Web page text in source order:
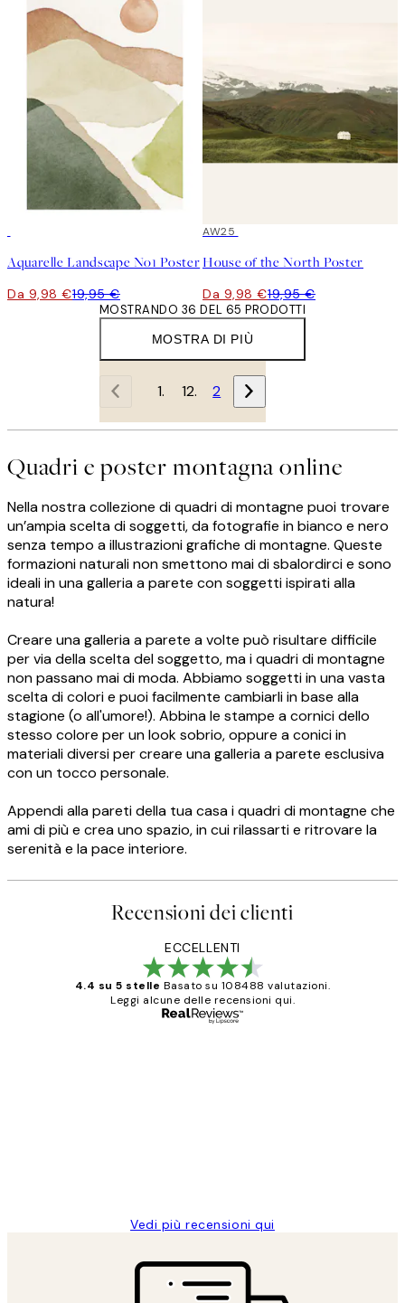
Aquarelle Landscape No1 Poster
Da 9,98 €19,95 €
50%*
AW25
House of the North Poster
Da 9,98 €19,95 €
MOSTRA DI PIÙ
MOSTRANDO 36 DEL 65 PRODOTTI
1 2
Quadri e poster montagna online
Nella nostra collezione di quadri di montagne puoi trovare
un’ampia scelta di soggetti, da fotografie in bianco e nero
senza tempo a illustrazioni grafiche di montagne. Queste
formazioni naturali non smettono mai di sbalordirci e sono
ideali in una galleria a parete con soggetti ispirati alla
natura!
Creare una galleria a parete a volte può risultare difficile
per via della scelta del soggetto, ma i quadri di montagne
non passano mai di moda. Abbiamo soggetti in una vasta
scelta di colori e puoi facilmente cambiarli in base alla
stagione (o all'umore!). Abbina le stampe a cornici dello
stesso colore per un look sobrio, oppure a conici in
materiali diversi per creare una galleria a parete esclusiva
con un tocco personale.
Appendi alla pareti della tua casa i quadri di montagne che
ami di più e crea uno spazio, in cui rilassarti e ritrovare la
serenità e la pace interiore.
Recensioni dei clienti
ECCELLENTI
4.4 su 5 stelle Basato su 108488 valutazioni.
Leggi alcune delle recensioni qui.
Vedi più recensioni qui